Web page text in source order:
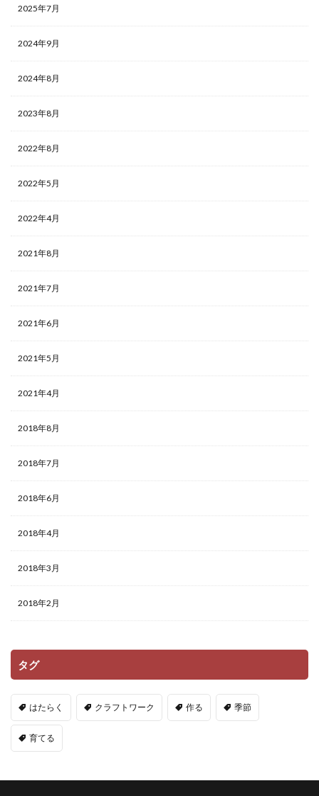
2025年7月
2024年9月
2024年8月
2023年8月
2022年8月
2022年5月
2022年4月
2021年8月
2021年7月
2021年6月
2021年5月
2021年4月
2018年8月
2018年7月
2018年6月
2018年4月
2018年3月
2018年2月
タグ
はたらく クラフトワーク 作る 季節
育てる